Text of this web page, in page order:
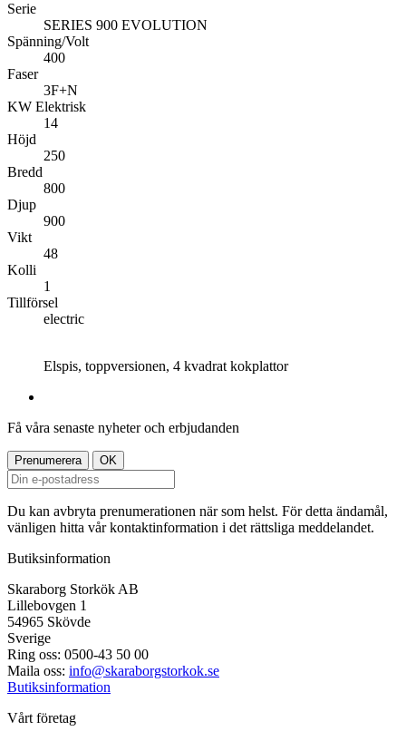
Serie
SERIES 900 EVOLUTION
Spänning/Volt
400
Faser
3F+N
KW Elektrisk
14
Höjd
250
Bredd
800
Djup
900
Vikt
48
Kolli
1
Tillförsel
electric
Elspis, toppversionen, 4 kvadrat kokplattor
Få våra senaste nyheter och erbjudanden
Du kan avbryta prenumerationen när som helst. För detta ändamål,
vänligen hitta vår kontaktinformation i det rättsliga meddelandet.
Butiksinformation
Skaraborg Storkök AB
Lillebovgen 1
54965 Skövde
Sverige
Ring oss: 0500-43 50 00
Maila oss: info@skaraborgstorkok.se
Butiksinformation
Vårt företag